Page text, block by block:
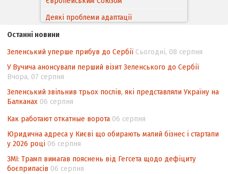
Угоди про торговельні аспекти прав
інтелектуальної власності (TRIPS) у
контексті євроінтеграції
Аналіз виборчого законодавства щодо
невизначеності механізму повторного
підрахунку голосів виборців
Інформаційна безпека суспільства
Контент-аналіз відображення сенсу
національних інтересів у стратегічних
Останні новини
Зеленський уперше прибув до Сербії Сьогодні, 08 серпня
У Вучича анонсували перший візит Зеленського до Сербії
Вчора, 07 серпня
Зеленський звільнив трьох послів, які представляли Україну на
Балканах 06 серпня
Как работают откатные ворота 06 серпня
Юридична адреса у Києві що обирають малий бізнес і стартапи
у 2026 році 06 серпня
ЗМІ: Трамп вимагав пояснень від Гегсета щодо дефіциту
боєприпасів 06 серпня